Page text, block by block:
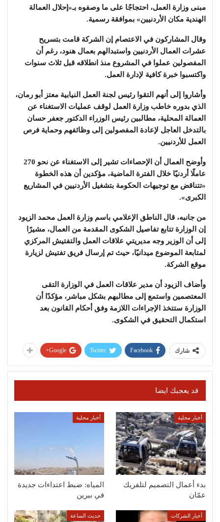
مبنى وزارة العمل، احتجاجًا على ما وصفوه بـ«إحلال العمالة
الهندية مكان الأردنيين» بموافقة رسمية.
وقال المشاركون في الاعتصام إن الشركة قامت بتسريح
عشرات العمال الأردنيين واستبدالهم بعمال هنود، رغم أن
المفصولين عملوا في المشروع منذ انطلاقه قبل ثلاث سنوات
واكتسبوا خبرة كافية لإدارة العمل.
وأشاروا إلى أنهم التقوا رئيس لجنة العمل النيابية معتز أبو رمان،
الذي بدوره خاطب وزارة العمل لوقف عمليات الاستغناء عن
العمالة المحلية، مطالبين رئيس الوزراء الدكتور جعفر حسان
بالتدخل العاجل لإعادة المفصولين إلى وظائفهم وحماية فرص
العمل للأردنيين.
وأوضح العمال أن الإحصاءات تشير إلى الاستغناء عن نحو 270
عاملًا أردنيًا خلال الفترة الماضية، مؤكدين أن هذه الخطوة
«تتناقض مع توجيهات الحكومة بتشغيل الأردنيين في المشاريع
الكبرى».
من جانبه، قال الناطق الإعلامي باسم وزارة العمل محمد الزيود
إن الوزارة تتابع تفاصيل الشكوى المقدمة من العمال، مشيرًا
إلى أن الوزير وجه مديريتي علاقات العمل والتفتيش المركزي
لمتابعة الموضوع ميدانيًا، حيث تم إرسال فريق تفتيش لزيارة
موقع الشركة.
وأضاف الزيود أن مدير علاقات العمل في الوزارة التقى
المعتصمين واستمع إلى مطالبهم بشكل مباشر، مؤكدًا أن
الوزارة ستتخذ الإجراءات اللازمة وفق أحكام القانون بعد
استكمال التحقيق في الشكوى.
شارك Facebook
Twitter
Google+
قد يعجبك ايضا
أخبار محلية
بدء أعمال التصميم لتلفريك
عمّان
أخبار محلية
المياه: ضبط اعتداءات جديدة
في بيرين
أخبار الشركات حديث الساعة